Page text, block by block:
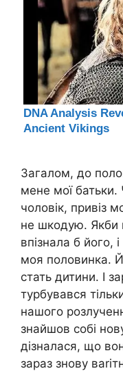
Загалом, до
мене мої батьки.
чоловік, привіз
не шкодую. Якби
впізнала б його,
моя половинка.
стать дитини. І
турбувався
нашого
знайшов собі
дізналася, що
зараз знову